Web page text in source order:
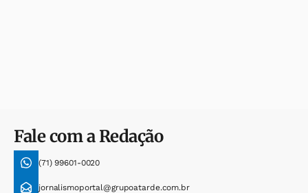
Fale com a Redação
(71) 99601-0020
jornalismoportal@grupoatarde.com.br